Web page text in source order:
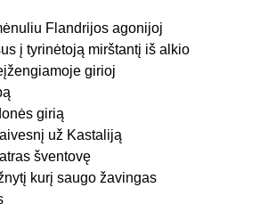
Flandrijos agonijoj
į tyrinėtoją mirštantį iš alkio
girioj
girią
už Kastaliją
šventovę
kurį saugo žavingas